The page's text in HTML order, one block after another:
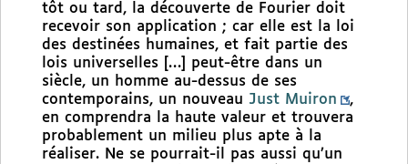
tôt ou tard, la découverte de Fourier doit
recevoir son application ; car elle est la loi
des destinées humaines, et fait partie des
lois universelles […] peut-être dans un
siècle, un homme au-dessus de ses
contemporains, un nouveau Just Muiron
,
en comprendra la haute valeur et trouvera
probablement un milieu plus apte à la
réaliser. Ne se pourrait-il pas aussi qu’un